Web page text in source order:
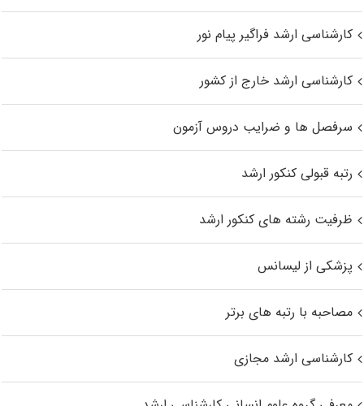
کارشناسی ارشد فراگیر پیام نور
کارشناسی ارشد خارج از کشور
سرفصل ها و ضرایب دروس آزمون
رتبه قبولی کنکور ارشد
ظرفیت رشته های کنکور ارشد
پزشکی از لیسانس
مصاحبه با رتبه های برتر
کارشناسی ارشد مجازی